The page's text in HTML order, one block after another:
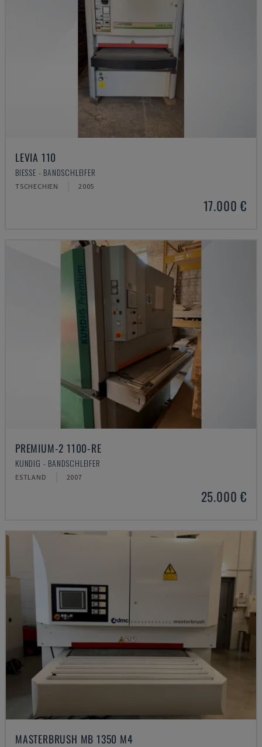
LEVIA 110
BIESSE - BANDSCHLEIFER
TSCHECHIEN 2005
17.000 €
PREMIUM-2 1100-RE
KUNDIG - BANDSCHLEIFER
ESTLAND 2007
25.000 €
MASTERBRUSH MB 1350 M4